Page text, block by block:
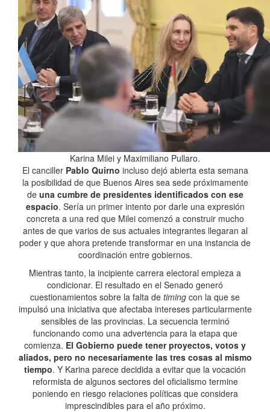
Karina Milei y Maximiliano Pullaro.
El cancillerPablo Quirno incluso dejó abierta esta semana
la posibilidad de que Buenos Aires sea sede próximamente
de una cumbre de presidentes identificados con ese
espacio. Sería un primer intento por darle una expresión
concreta a una red que Milei comenzó a construir mucho
antes de que varios de sus actuales integrantes llegaran al
poder y que ahora pretende transformar en una instancia de
coordinación entre gobiernos.
Mientras tanto, la incipiente carrera electoral empieza a
condicionar. El resultado en el Senado generó
cuestionamientos sobre la falta de timing con la que se
impulsó una iniciativa que afectaba intereses particularmente
sensibles de las provincias. La secuencia terminó
funcionando como una advertencia para la etapa que
comienza. El Gobierno puede tener proyectos, votos y
aliados, pero no necesariamente las tres cosas al mismo
tiempo. Y Karina parece decidida a evitar que la vocación
reformista de algunos sectores del oficialismo termine
poniendo en riesgo relaciones políticas que considera
imprescindibles para el año próximo.